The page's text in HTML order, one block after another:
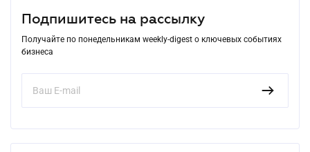
Подпишитесь на рассылку
Получайте по понедельникам weekly-digest о ключевых событиях
бизнеса